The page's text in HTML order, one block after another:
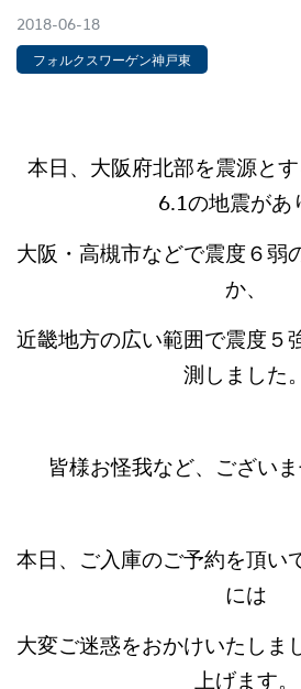
2018-06-18
フォルクスワーゲン神戸東
本日、大阪府北部を震源と
6.1の地震があ
大阪・高槻市などで震度６弱
か、
近畿地方の広い範囲で震度５
測しました。
皆様お怪我など、ござい
本日、ご入庫のご予約を頂い
には
大変ご迷惑をおかけいたしま
上げます。